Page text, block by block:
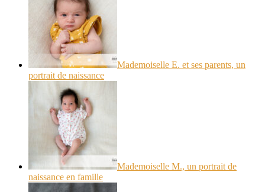
Mademoiselle E. et ses parents, un
portrait de naissance
Mademoiselle M., un portrait de
naissance en famille